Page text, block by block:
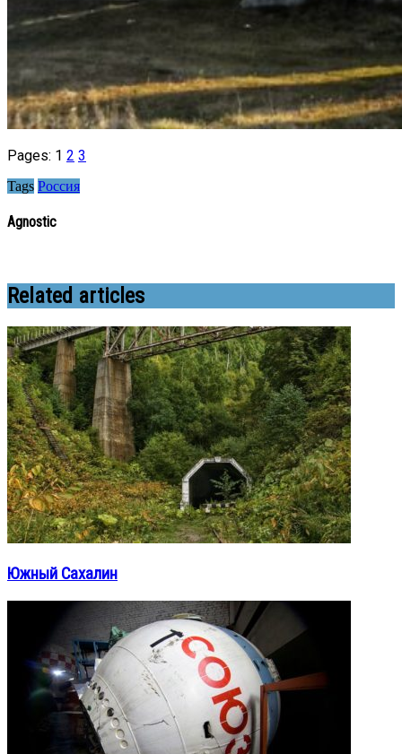
Pages: 1 2 3
Tags Россия
Agnostic
Related articles
Южный Сахалин